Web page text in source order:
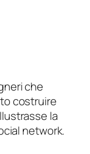
che
costruire
la
network.